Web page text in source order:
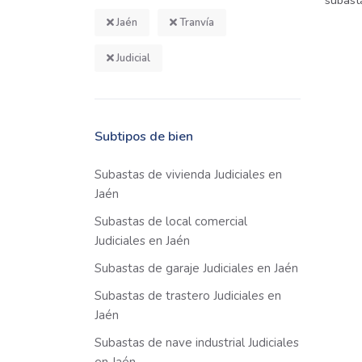
Jaén Tranvía
Judicial
Subtipos de bien
Subastas de vivienda Judiciales en
Jaén
Subastas de local comercial
Judiciales en Jaén
Subastas de garaje Judiciales en Jaén
Subastas de trastero Judiciales en
Jaén
Subastas de nave industrial Judiciales